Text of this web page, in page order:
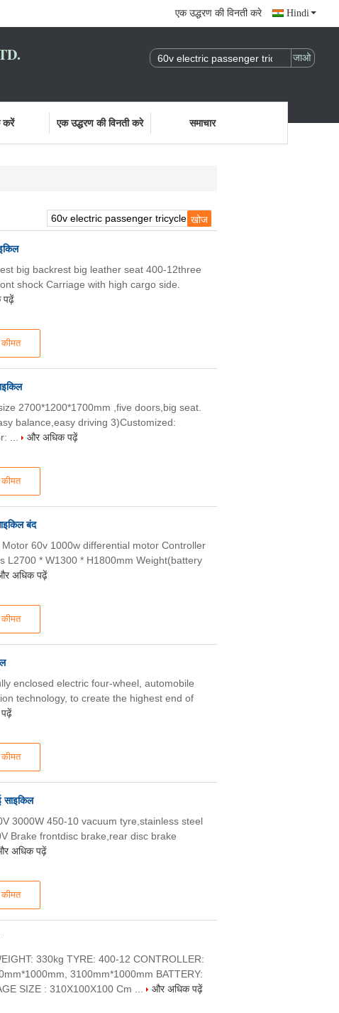
एक उद्धरण की विनती करे Hindi
करें एक उद्धरण की विनती करे समाचार
big backrest big leather seat 400-12three
shock Carriage with high cargo side.
पढ़ें
2700*1200*1700mm ,five doors,big seat.
balance,easy driving 3)Customized:
...
और अधिक पढ़ें
बंद
60v 1000w differential motor Controller
L2700 * W1300 * H1800mm Weight(battery
अधिक पढ़ें
enclosed electric four-wheel, automobile
technology, to create the highest end of
साइकिल
3000W 450-10 vacuum tyre,stainless steel
Brake frontdisc brake,rear disc brake
अधिक पढ़ें
330kg TYRE: 400-12 CONTROLLER:
3100mm*1000mm BATTERY:
SIZE : 310X100X100 Cm ...
और अधिक पढ़ें